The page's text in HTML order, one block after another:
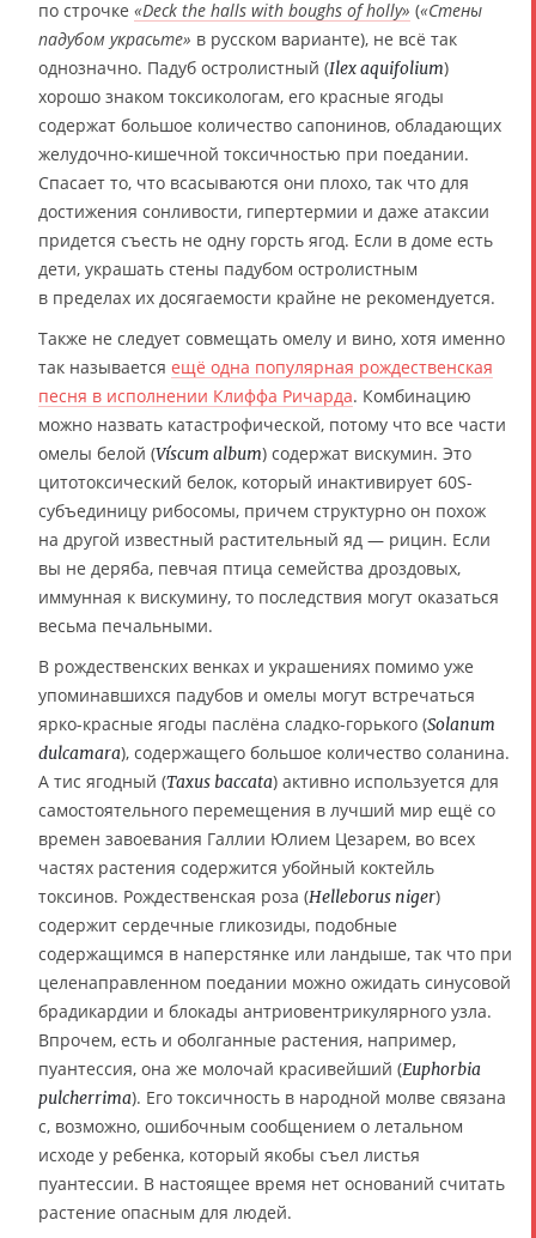
по строчке «Deck the halls with boughs of holly» («Стены
падубом украсьте» в русском варианте), не всё так
однозначно. Падуб остролистный (Ilex aquifolium)
хорошо знаком токсикологам, его красные ягоды
содержат большое количество сапонинов, обладающих
желудочно-кишечной токсичностью при поедании.
Спасает то, что всасываются они плохо, так что для
достижения сонливости, гипертермии и даже атаксии
придется съесть не одну горсть ягод. Если в доме есть
дети, украшать стены падубом остролистным
в пределах их досягаемости крайне не рекомендуется.
Также не следует совмещать омелу и вино, хотя именно
так называется ещё одна популярная рождественская
песня в исполнении Клиффа Ричарда. Комбинацию
можно назвать катастрофической, потому что все части
омелы белой (Víscum album) содержат вискумин. Это
цитотоксический белок, который инактивирует 60S-
субъединицу рибосомы, причем структурно он похож
на другой известный растительный яд — рицин. Если
вы не деряба, певчая птица семейства дроздовых,
иммунная к вискумину, то последствия могут оказаться
весьма печальными.
В рождественских венках и украшениях помимо уже
упоминавшихся падубов и омелы могут встречаться
ярко-красные ягоды паслёна сладко-горького (Solanum
dulcamara), содержащего большое количество соланина.
А тис ягодный (Taxus baccata) активно используется для
самостоятельного перемещения в лучший мир ещё со
времен завоевания Галлии Юлием Цезарем, во всех
частях растения содержится убойный коктейль
токсинов. Рождественская роза (Helleborus niger)
содержит сердечные гликозиды, подобные
содержащимся в наперстянке или ландыше, так что при
целенаправленном поедании можно ожидать синусовой
брадикардии и блокады антриовентрикулярного узла.
Впрочем, есть и оболганные растения, например,
пуантессия, она же молочай красивейший (Euphorbia
pulcherrima). Его токсичность в народной молве связана
с, возможно, ошибочным сообщением о летальном
исходе у ребенка, который якобы съел листья
пуантессии. В настоящее время нет оснований считать
растение опасным для людей.